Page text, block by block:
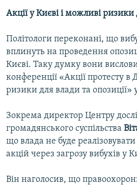
Акції у Києві і можливі
Політологи переконані, що
вплинуть на проведення
Києві. Таку думку вони
конференції «Акції протесту в
ризики для влади та опозиції»
Зокрема директор Центру
громадянського суспільства
що влада не буде
акцій через загрозу вибухів у
Він наголосив, що